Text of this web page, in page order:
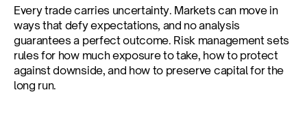
Every trade carries uncertainty. Markets can move in
ways that defy expectations, and no analysis
guarantees a perfect outcome. Risk management sets
rules for how much exposure to take, how to protect
against downside, and how to preserve capital for the
long run.